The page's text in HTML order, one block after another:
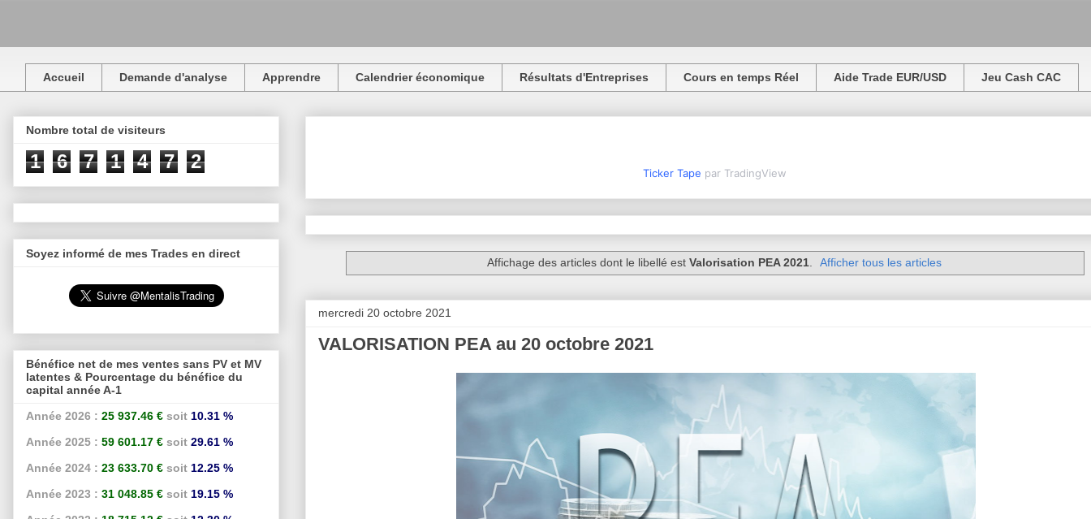
Accueil Demande d'analyse Apprendre Calendrier économique Résultats d'Entreprises Cours en temps Réel Aide Trade EUR/USD Jeu Cash CAC
Ticker Tape par TradingView
Affichage des articles dont le libellé est Valorisation PEA 2021. Afficher tous les articles
mercredi 20 octobre 2021
VALORISATION PEA au 20 octobre 2021
Nombre total de visiteurs
1 6 7 1 4 7 2
Soyez informé de mes Trades en direct
Bénéfice net de mes ventes sans PV et MV
latentes & Pourcentage du bénéfice du
capital année A-1
Année 2026 : 25 937.46 € soit 10.31 %
Année 2025 : 59 601.17 € soit 29.61 %
Année 2024 : 23 633.70 € soit 12.25 %
Année 2023 : 31 048.85 € soit 19.15 %